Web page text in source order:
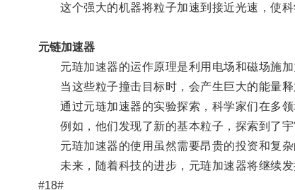
这个强大的机器将粒子加速到接近光速，使科
元链加速器
元琏加速器的运作原理是利用电场和磁场施加
当这些粒子撞击目标时，会产生巨大的能量释
通过元琏加速器的实验探索，科学家们在多领
例如，他们发现了新的基本粒子，探索到了宇
元琏加速器的使用虽然需要昂贵的投资和复杂
未来，随着科技的进步，元琏加速器将继续发
#18#